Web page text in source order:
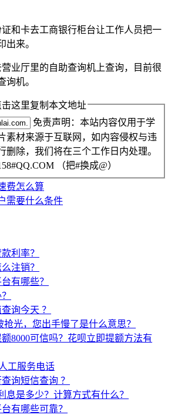
卡去工商银行柜台让工作人员把一
出来。
厅里的自助查询机上查询，目前很
询机。
击这里复制本文地址
免责声明：本站内容仅用于学
素材来源于互联网，如内容侵权与违
删除，我们将在三个工作日内处理。
（把#换成@）
费怎么算
需要什么条件
利率？
注销？
有哪些？
询今天 ？
光，您出手慢了是什么意思？
8000可信吗？花呗立即提额方法有
工服务电话
询短信查询 ？
息是多少？计算方式有什么？
有哪些可靠？